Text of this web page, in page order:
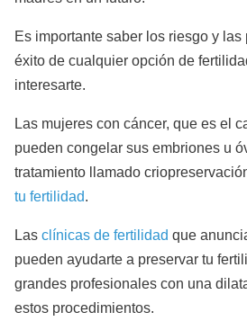
Es importante saber los riesgo y
éxito de cualquier opción de
interesarte.
Las mujeres con cáncer, que es el
pueden congelar sus embriones u
tratamiento llamado
tu fertilidad.
Las clínicas de fertilidad que
pueden ayudarte a preservar tu
grandes profesionales con una
estos procedimientos.